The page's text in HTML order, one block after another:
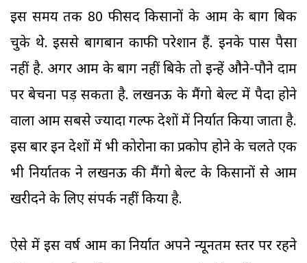
इस समय तक 80 फीसद किसानों के आम के बाग बिक
चुके थे. इससे बागबान काफी परेशान हैं. इनके पास पैसा
नहीं है. अगर आम के बाग नहीं बिके तो इन्हें औने-पौने दाम
पर बेचना पड़ सकता है. लखनऊ के मैंगो बेल्ट में पैदा होने
वाला आम सबसे ज्यादा गल्फ देशों में निर्यात किया जाता है.
इस बार इन देशों में भी कोरोना का प्रकोप होने के चलते एक
भी निर्यातक ने लखनऊ की मैंगो बेल्ट के किसानों से आम
खरीदने के लिए संपर्क नहीं किया है.
ऐसे में इस वर्ष आम का निर्यात अपने न्यूनतम स्तर पर रहने